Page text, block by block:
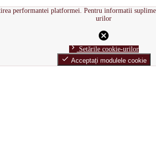
performantei platformei. Pentru informatii
urilor
cancel
chevron_right Setările cookie-urilor
done Acceptați modulele cookie